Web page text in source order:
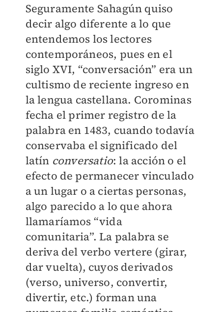
Seguramente Sahagún quiso
decir algo diferente a lo que
entendemos los lectores
contemporáneos, pues en el
siglo XVI, “conversación” era un
cultismo de reciente ingreso en
la lengua castellana. Corominas
fecha el primer registro de la
palabra en 1483, cuando todavía
conservaba el significado del
latín conversatio: la acción o el
efecto de permanecer vinculado
a un lugar o a ciertas personas,
algo parecido a lo que ahora
llamaríamos “vida
comunitaria”. La palabra se
deriva del verbo vertere (girar,
dar vuelta), cuyos derivados
(verso, universo, convertir,
divertir, etc.) forman una